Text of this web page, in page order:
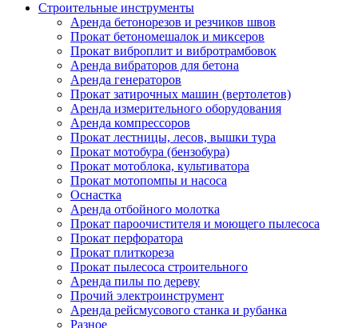
Строительные инструменты
Аренда бетонорезов и резчиков швов
Прокат бетономешалок и миксеров
Прокат виброплит и вибротрамбовок
Аренда вибраторов для бетона
Аренда генераторов
Прокат затирочных машин (вертолетов)
Аренда измерительного оборудования
Аренда компрессоров
Прокат лестницы, лесов, вышки тура
Прокат мотобура (бензобура)
Прокат мотоблока, культиватора
Прокат мотопомпы и насоса
Оснастка
Аренда отбойного молотка
Прокат пароочистителя и моющего пылесоса
Прокат перфоратора
Прокат плиткореза
Прокат пылесоса строительного
Аренда пилы по дереву
Прочий электроинструмент
Аренда рейсмусового станка и рубанка
Разное